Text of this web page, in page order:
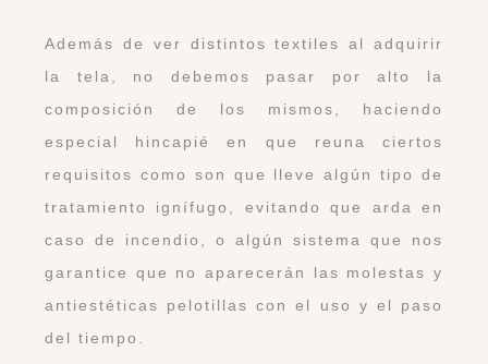
Además de ver distintos textiles al adquirir
la tela, no debemos pasar por alto la
composición de los mismos, haciendo
especial hincapié en que reuna ciertos
requisitos como son que lleve algún tipo de
tratamiento ignífugo, evitando que arda en
caso de incendio, o algún sistema que nos
garantice que no aparecerán las molestas y
antiestéticas pelotillas con el uso y el paso
del tiempo.